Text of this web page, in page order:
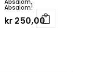
Absalom!
kr250,00